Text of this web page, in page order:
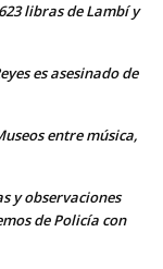
libras de Lambí y
es asesinado de
entre música,
y observaciones
de Policía con